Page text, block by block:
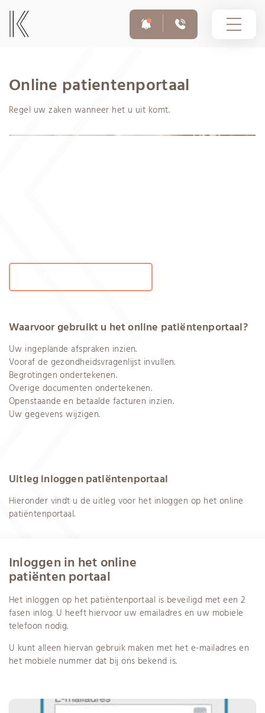
10-03-2026
Voor afspraken en vragen
Online patientenportaal
Regel uw zaken wanneer het u uit komt.
Waarvoor gebruikt u het online patiëntenportaal?
Uw ingeplande afspraken inzien.
Vooraf de gezondheidsvragenlijst invullen.
Begrotingen ondertekenen.
Overige documenten ondertekenen.
Openstaande en betaalde facturen inzien.
Uw gegevens wijzigen.
Uitleg inloggen patiëntenportaal
Hieronder vindt u de uitleg voor het inloggen op het online
patiëntenportaal.
Inloggen in het online
patiënten portaal
Het inloggen op het patiëntenportaal is beveiligd met een 2
fasen inlog. U heeft hiervoor uw emailadres en uw mobiele
telefoon nodig.
U kunt alleen hiervan gebruik maken met het e-mailadres en
het mobiele nummer dat bij ons bekend is.